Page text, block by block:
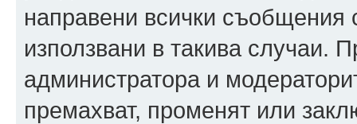
направени всички съобщения
използвани в такива случаи.
администратора и
премахват, променят или